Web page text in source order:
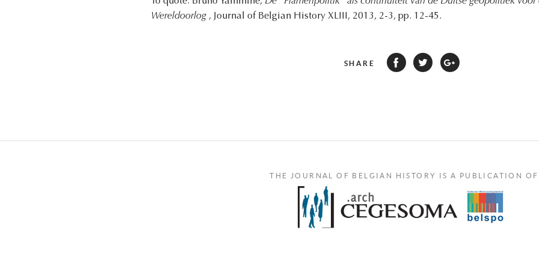
Wereldoorlog , Journal of Belgian History XLIII, 2013, 2-3, pp. 12-45.
SHARE
THE JOURNAL OF BELGIAN HISTORY IS A PUBLICATION OF